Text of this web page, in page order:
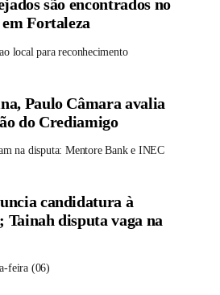
Fortaleza
local para reconhecimento
Paulo Câmara avalia
do Crediamigo
na disputa: Mentore Bank e INEC
candidatura à
Tainah disputa vaga na
feira (06)